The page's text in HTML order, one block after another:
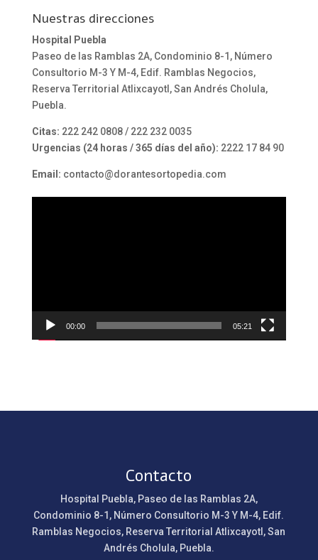
Nuestras direcciones
Hospital Puebla
Paseo de las Ramblas 2A, Condominio 8-1, Número
Consultorio M-3 Y M-4, Edif. Ramblas Negocios,
Reserva Territorial Atlixcayotl, San Andrés Cholula,
Puebla.
Citas: 222 242 0808 / 222 232 0035
Urgencias (24 horas / 365 días del año): 2222 17 84 90
Email: contacto@dorantesortopedia.com
00:00 05:21
Contacto
Hospital Puebla, Paseo de las Ramblas 2A,
Condominio 8-1, Número Consultorio M-3 Y M-4, Edif.
Ramblas Negocios, Reserva Territorial Atlixcayotl, San
Andrés Cholula, Puebla.